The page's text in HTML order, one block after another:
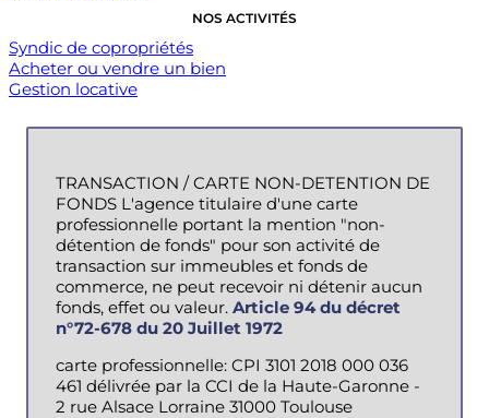
NOS ACTIVITÉS
Syndic de copropriétés
Acheter ou vendre un bien
Gestion locative
TRANSACTION / CARTE NON-DETENTION DE
FONDS L'agence titulaire d'une carte
professionnelle portant la mention "non-
détention de fonds" pour son activité de
transaction sur immeubles et fonds de
commerce, ne peut recevoir ni détenir aucun
fonds, effet ou valeur. Article 94 du décret
n°72-678 du 20 Juillet 1972
carte professionnelle: CPI 3101 2018 000 036
461 délivrée par la CCI de la Haute-Garonne -
2 rue Alsace Lorraine 31000 Toulouse